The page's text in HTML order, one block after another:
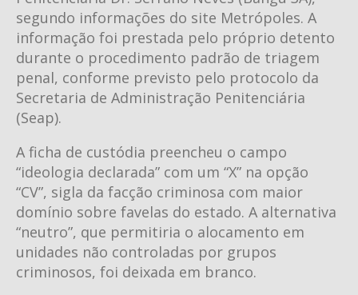
segundo informações do site Metrópoles. A
informação foi prestada pelo próprio detento
durante o procedimento padrão de triagem
penal, conforme previsto pelo protocolo da
Secretaria de Administração Penitenciária
(Seap).
A ficha de custódia preencheu o campo
“ideologia declarada” com um “X” na opção
“CV”, sigla da facção criminosa com maior
domínio sobre favelas do estado. A alternativa
“neutro”, que permitiria o alocamento em
unidades não controladas por grupos
criminosos, foi deixada em branco.